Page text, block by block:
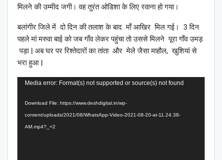
मिलने की उम्मीद जगी। वह तुरंत ओडिशा के लिए रवाना हो गया।
बलांगीर जिले में दो दिन की तलाश के बाद माँ आखिर मिल गई। 3 दिन
पहले मां मरुवा बाई को जब गाँव लेकर पहुंचा तो उससे मिलने पूरा गाँव उमड़
पड़ा | अब घर पर रिश्तेदारों का तांता और मेले जैसा माहौल, खुशियां से
भरा हुआ |
Video
Media error: Format(s) not supported or source(s) not found
Download File: https://www.deshdigital.in/wp-
content/uploads/2021/08/WhatsApp-Video-2021-08-20-at-11.24.38-
AM.mp4?_=2